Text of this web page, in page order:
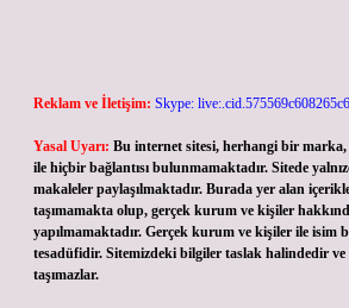
Reklam ve İletişim: Skype:
Yasal Uyarı: Bu internet sitesi, herhangi bir
ile hiçbir bağlantısı bulunmamaktadır. Sitede
makaleler paylaşılmaktadır. Burada yer alan
taşımamakta olup, gerçek kurum ve kişiler
yapılmamaktadır. Gerçek kurum ve kişiler ile isim
tesadüfidir. Sitemizdeki bilgiler taslak halindedir ve
taşımazlar.